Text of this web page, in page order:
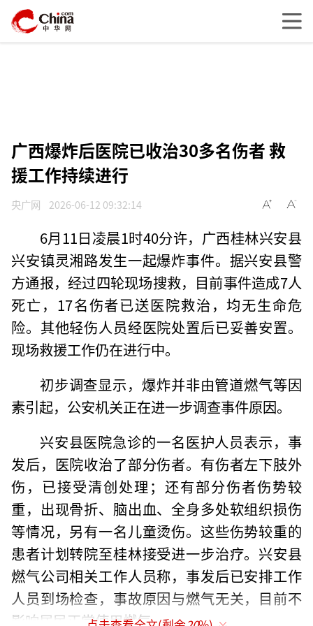
广西爆炸后医院已收治30多名伤者 救
援工作持续进行
央广网 2026-06-12 09:32:14
6月11日凌晨1时40分许，广西桂林兴安县
兴安镇灵湘路发生一起爆炸事件。据兴安县警
方通报，经过四轮现场搜救，目前事件造成7人
死亡，17名伤者已送医院救治，均无生命危
险。其他轻伤人员经医院处置后已妥善安置。
现场救援工作仍在进行中。
初步调查显示，爆炸并非由管道燃气等因
素引起，公安机关正在进一步调查事件原因。
兴安县医院急诊的一名医护人员表示，事
发后，医院收治了部分伤者。有伤者左下肢外
伤，已接受清创处理；还有部分伤者伤势较
重，出现骨折、脑出血、全身多处软组织损伤
等情况，另有一名儿童烫伤。这些伤势较重的
患者计划转院至桂林接受进一步治疗。兴安县
燃气公司相关工作人员称，事发后已安排工作
人员到场检查，事故原因与燃气无关，目前不
影响居民正常使用燃气。